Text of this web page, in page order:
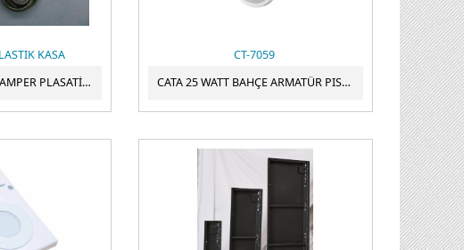
KASA
12VOLT ADAPTÖR 5AMPER PLASATİK KASA PRİZ TİPİ ADAPTÖR
CT-7059
CATA 25 WATT BAHÇE ARMATÜR PISA CT-7059 BEYAZ IŞIK BEYAZ KASA